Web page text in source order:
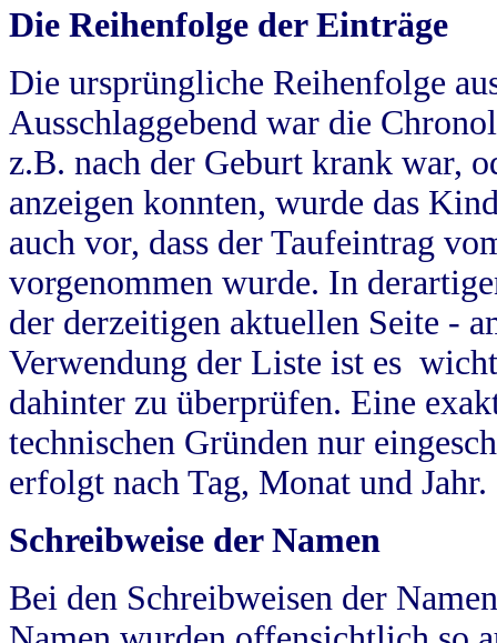
Die Reihenfolge der Einträge
Die ursprüngliche Reihenfolge
Ausschlaggebend war die
z.B. nach der Geburt krank war,
anzeigen konnten, wurde das
auch vor, dass der Taufeintrag
vorgenommen wurde. In
der derzeitigen aktuellen Seite -
Verwendung der Liste ist es
dahinter zu überprüfen. Eine
technischen Gründen nur
erfolgt nach Tag, Monat und Jahr.
Schreibweise der Namen
Bei den Schreibweisen der